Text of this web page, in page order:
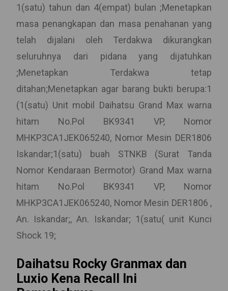
1(satu) tahun dan 4(empat) bulan ;Menetapkan
masa penangkapan dan masa penahanan yang
telah dijalani oleh Terdakwa dikurangkan
seluruhnya dari pidana yang dijatuhkan
;Menetapkan Terdakwa tetap
ditahan;Menetapkan agar barang bukti berupa:1
(1(satu) Unit mobil Daihatsu Grand Max warna
hitam No.Pol BK9341 VP, Nomor
MHKP3CA1JEK065240, Nomor Mesin DER1806
Iskandar;1(satu) buah STNKB (Surat Tanda
Nomor Kendaraan Bermotor) Grand Max warna
hitam No.Pol BK9341 VP, Nomor
MHKP3CA1JEK065240, Nomor Mesin DER1806 ,
An. Iskandar;, An. Iskandar; 1(satu( unit Kunci
Shock 19;
Daihatsu Rocky Granmax dan
Luxio Kena Recall Ini